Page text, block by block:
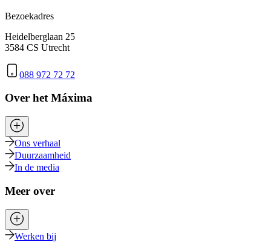
Bezoekadres
Heidelberglaan 25
3584 CS Utrecht
088 972 72 72
Over het Máxima
Ons verhaal
Duurzaamheid
In de media
Meer over
Werken bij